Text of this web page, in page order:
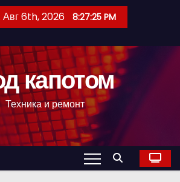
Авг 6th, 2026 8:27:27 PM
капотом
Техника и ремонт